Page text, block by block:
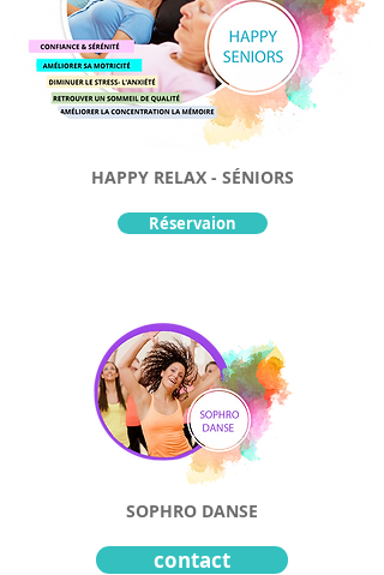
HAPPY RELAX - SÉNIORS
Réservaion
SOPHRO DANSE
contact